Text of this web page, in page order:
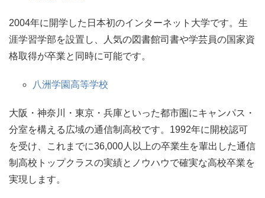
2004年に開学した日本初のインターネット大学です。生
涯学習学部を設置し、人気の図書館司書や学芸員の国家資
格取得が卒業と同時に可能です。
八洲学園高等学校
大阪・神奈川・東京・兵庫といった都市圏にキャンパス・
分室を構える広域の通信制高校です。1992年に開校認可
を受け、これまでに36,000人以上の卒業生を輩出した通信
制高校トップクラスの実績とノウハウで確実な高校卒業を
実現します。